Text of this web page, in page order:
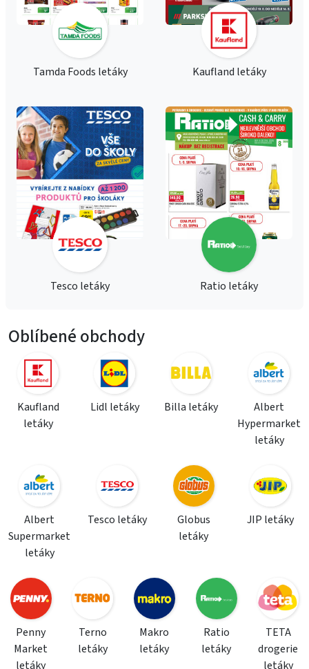
Tamda Foods letáky Kaufland letáky
Tesco letáky Ratio letáky
Oblíbené obchody
Kaufland
letáky
Lidl letáky Billa letáky
Albert
Hypermarket
letáky
Albert
Supermarket
letáky
Tesco letáky
Globus
letáky
JIP letáky
Penny
Market
letáky
Terno
letáky
Makro
letáky
Ratio
letáky
TETA
drogerie
letáky